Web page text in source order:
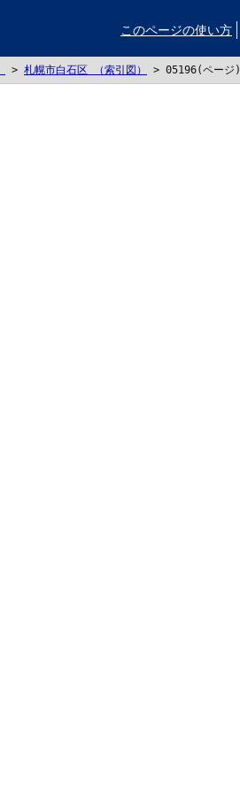
このページの使い方
> 札幌市白石区 （索引図） > 05196(ページ)